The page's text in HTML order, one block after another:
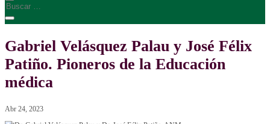
Gabriel Velásquez Palau y José Félix
Patiño. Pioneros de la Educación
médica
Abr 24, 2023